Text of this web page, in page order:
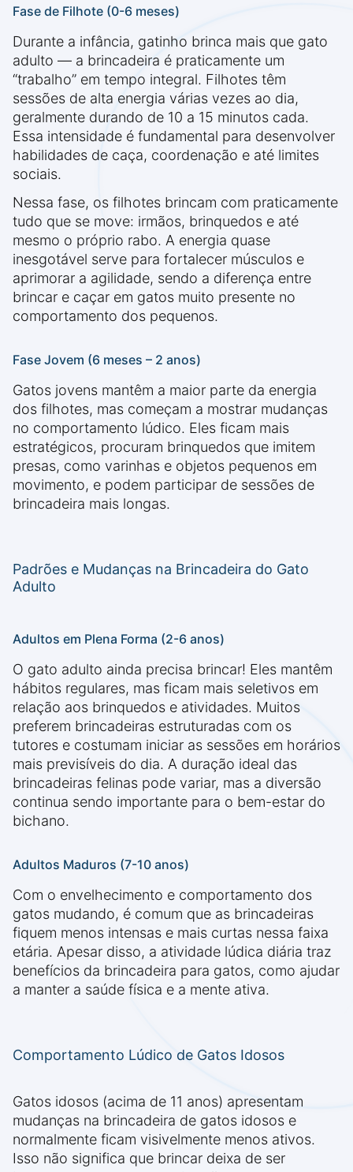
Fase de Filhote (0-6 meses)
Durante a infância, gatinho brinca mais que gato
adulto — a brincadeira é praticamente um
“trabalho” em tempo integral. Filhotes têm
sessões de alta energia várias vezes ao dia,
geralmente durando de 10 a 15 minutos cada.
Essa intensidade é fundamental para desenvolver
habilidades de caça, coordenação e até limites
sociais.
Nessa fase, os filhotes brincam com praticamente
tudo que se move: irmãos, brinquedos e até
mesmo o próprio rabo. A energia quase
inesgotável serve para fortalecer músculos e
aprimorar a agilidade, sendo a diferença entre
brincar e caçar em gatos muito presente no
comportamento dos pequenos.
Fase Jovem (6 meses – 2 anos)
Gatos jovens mantêm a maior parte da energia
dos filhotes, mas começam a mostrar mudanças
no comportamento lúdico. Eles ficam mais
estratégicos, procuram brinquedos que imitem
presas, como varinhas e objetos pequenos em
movimento, e podem participar de sessões de
brincadeira mais longas.
Padrões e Mudanças na Brincadeira do Gato
Adulto
Adultos em Plena Forma (2-6 anos)
O gato adulto ainda precisa brincar! Eles mantêm
hábitos regulares, mas ficam mais seletivos em
relação aos brinquedos e atividades. Muitos
preferem brincadeiras estruturadas com os
tutores e costumam iniciar as sessões em horários
mais previsíveis do dia. A duração ideal das
brincadeiras felinas pode variar, mas a diversão
continua sendo importante para o bem-estar do
bichano.
Adultos Maduros (7-10 anos)
Com o envelhecimento e comportamento dos
gatos mudando, é comum que as brincadeiras
fiquem menos intensas e mais curtas nessa faixa
etária. Apesar disso, a atividade lúdica diária traz
benefícios da brincadeira para gatos, como ajudar
a manter a saúde física e a mente ativa.
Comportamento Lúdico de Gatos Idosos
Gatos idosos (acima de 11 anos) apresentam
mudanças na brincadeira de gatos idosos e
normalmente ficam visivelmente menos ativos.
Isso não significa que brincar deixa de ser